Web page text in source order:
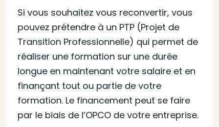
Si vous souhaitez vous reconvertir, vous
pouvez prétendre à un PTP (Projet de
Transition Professionnelle) qui permet de
réaliser une formation sur une durée
longue en maintenant votre salaire et en
finançant tout ou partie de votre
formation. Le financement peut se faire
par le biais de l’OPCO de votre entreprise.